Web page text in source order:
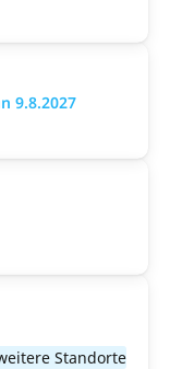
9.8.2027
Standorte